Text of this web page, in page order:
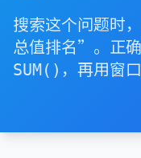
搜索这个问题时
总值排名”。正
SUM() ，再用窗